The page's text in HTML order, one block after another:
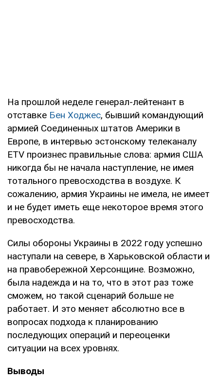
На прошлой неделе генерал-лейтенант в
отставке Бен Ходжес, бывший командующий
армией Соединенных штатов Америки в
Европе, в интервью эстонскому телеканалу
ETV произнес правильные слова: армия США
никогда бы не начала наступление, не имея
тотального превосходства в воздухе. К
сожалению, армия Украины не имела, не имеет
и не будет иметь еще некоторое время этого
превосходства.
Силы обороны Украины в 2022 году успешно
наступали на севере, в Харьковской области и
на правобережной Херсонщине. Возможно,
была надежда и на то, что в этот раз тоже
сможем, но такой сценарий больше не
работает. И это меняет абсолютно все в
вопросах подхода к планированию
последующих операций и переоценки
ситуации на всех уровнях.
Выводы